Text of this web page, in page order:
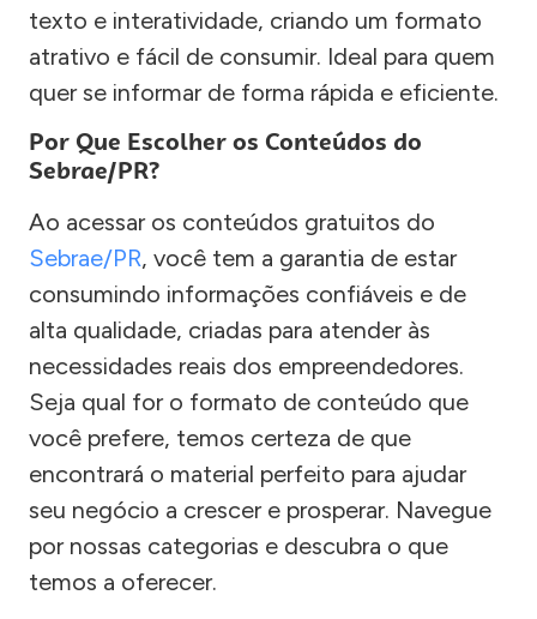
texto e interatividade, criando um formato
atrativo e fácil de consumir. Ideal para quem
quer se informar de forma rápida e eficiente.
Por Que Escolher os Conteúdos do
Sebrae/PR?
Ao acessar os conteúdos gratuitos do
Sebrae/PR, você tem a garantia de estar
consumindo informações confiáveis e de
alta qualidade, criadas para atender às
necessidades reais dos empreendedores.
Seja qual for o formato de conteúdo que
você prefere, temos certeza de que
encontrará o material perfeito para ajudar
seu negócio a crescer e prosperar. Navegue
por nossas categorias e descubra o que
temos a oferecer.